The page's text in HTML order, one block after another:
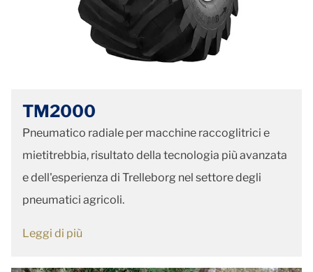
TM2000
Pneumatico radiale per macchine raccoglitrici e
mietitrebbia, risultato della tecnologia più avanzata
e dell'esperienza di Trelleborg nel settore degli
pneumatici agricoli.
Leggi di più